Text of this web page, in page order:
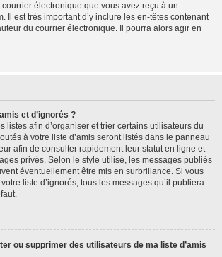
électronique que vous avez reçu à un
Il est très important d’y inclure les en-têtes contenant
du courrier électronique. Il pourra alors agir en
et d’ignorés ?
listes afin d’organiser et trier certains utilisateurs du
à votre liste d’amis seront listés dans le panneau
afin de consulter rapidement leur statut en ligne et
privés. Selon le style utilisé, les messages publiés
éventuellement être mis en surbrillance. Si vous
liste d’ignorés, tous les messages qu’il publiera
ou supprimer des utilisateurs de ma liste d’amis